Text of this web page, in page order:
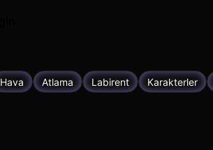
Hava Atlama Labirent Karakterler